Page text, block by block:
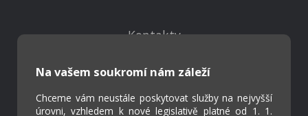
Na vašem soukromí nám záleží
Chceme vám neustále poskytovat služby na nejvyšší
úrovni, vzhledem k nové legislativě platné od 1. 1.
Kontakty
Virtuální prohlídka
Cookies